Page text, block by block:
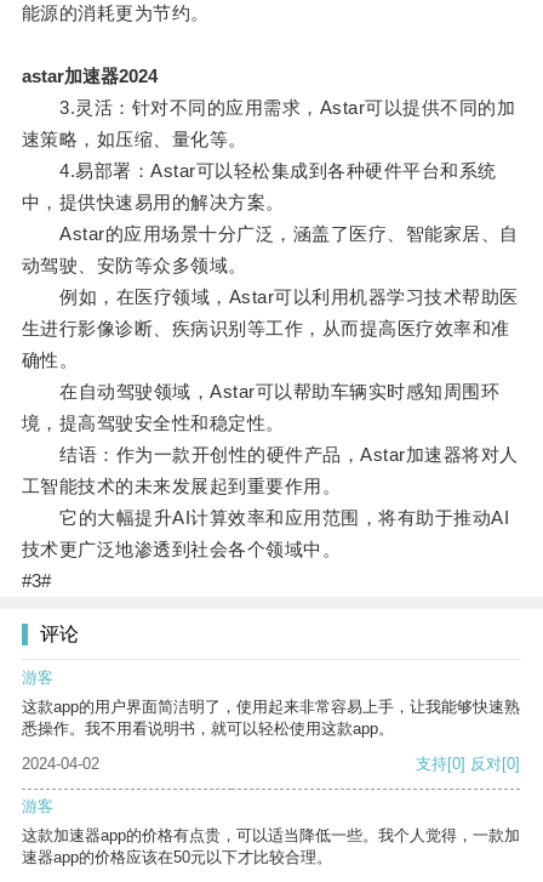
能源的消耗更为节约。
astar加速器2024
3.灵活：针对不同的应用需求，Astar可以提供不同的加
速策略，如压缩、量化等。
4.易部署：Astar可以轻松集成到各种硬件平台和系统
中，提供快速易用的解决方案。
Astar的应用场景十分广泛，涵盖了医疗、智能家居、自
动驾驶、安防等众多领域。
例如，在医疗领域，Astar可以利用机器学习技术帮助医
生进行影像诊断、疾病识别等工作，从而提高医疗效率和准
确性。
在自动驾驶领域，Astar可以帮助车辆实时感知周围环
境，提高驾驶安全性和稳定性。
结语：作为一款开创性的硬件产品，Astar加速器将对人
工智能技术的未来发展起到重要作用。
它的大幅提升AI计算效率和应用范围，将有助于推动AI
技术更广泛地渗透到社会各个领域中。
#3#
评论
游客
这款app的用户界面简洁明了，使用起来非常容易上手，让我能够快速熟
悉操作。我不用看说明书，就可以轻松使用这款app。
2024-04-02
支持[0] 反对[0]
游客
这款加速器app的价格有点贵，可以适当降低一些。我个人觉得，一款加
速器app的价格应该在50元以下才比较合理。